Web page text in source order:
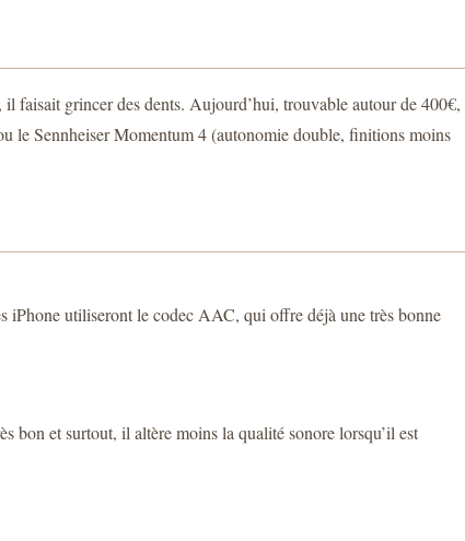
faisait grincer des dents. Aujourd’hui, trouvable autour de 400€,
le Sennheiser Momentum 4 (autonomie double, finitions moins
iPhone utiliseront le codec AAC, qui offre déjà une très bonne
bon et surtout, il altère moins la qualité sonore lorsqu’il est